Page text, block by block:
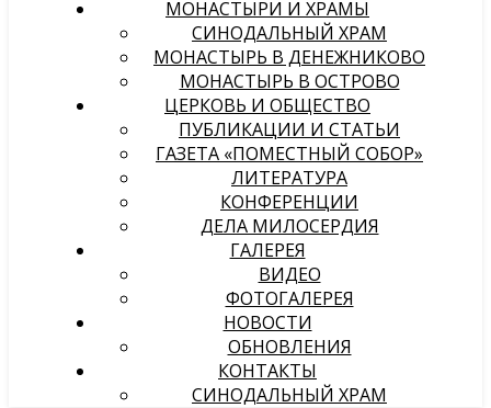
МОНАСТЫРИ И ХРАМЫ
СИНОДАЛЬНЫЙ ХРАМ
МОНАСТЫРЬ В ДЕНЕЖНИКОВО
МОНАСТЫРЬ В ОСТРОВО
ЦЕРКОВЬ И ОБЩЕСТВО
ПУБЛИКАЦИИ И СТАТЬИ
ГАЗЕТА «ПОМЕСТНЫЙ СОБОР»
ЛИТЕРАТУРА
КОНФЕРЕНЦИИ
ДЕЛА МИЛОСЕРДИЯ
ГАЛЕРЕЯ
ВИДЕО
ФОТОГАЛЕРЕЯ
НОВОСТИ
ОБНОВЛЕНИЯ
КОНТАКТЫ
СИНОДАЛЬНЫЙ ХРАМ